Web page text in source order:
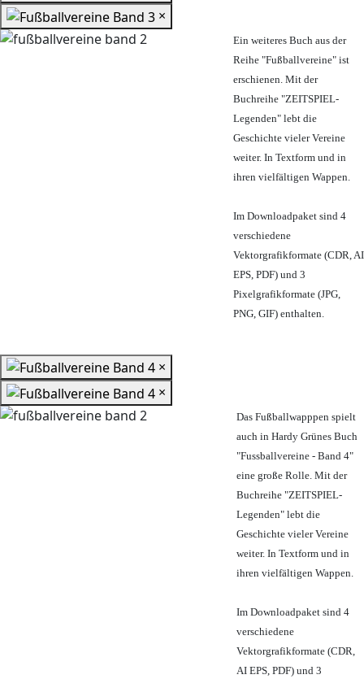
×
Ein weiteres Buch aus der
Reihe "Fußballvereine" ist
erschienen. Mit der
Buchreihe "ZEITSPIEL-
Legenden" lebt die
Geschichte vieler Vereine
weiter. In Textform und in
ihren vielfältigen Wappen.
Im Downloadpaket sind 4
verschiedene
Vektorgrafikformate (CDR, AI
EPS, PDF) und 3
Pixelgrafikformate (JPG,
PNG, GIF) enthalten.
×
×
Das Fußballwapppen spielt
auch in Hardy Grünes Buch
"Fussballvereine - Band 4"
eine große Rolle. Mit der
Buchreihe "ZEITSPIEL-
Legenden" lebt die
Geschichte vieler Vereine
weiter. In Textform und in
ihren vielfältigen Wappen.
Im Downloadpaket sind 4
verschiedene
Vektorgrafikformate (CDR,
AI EPS, PDF) und 3